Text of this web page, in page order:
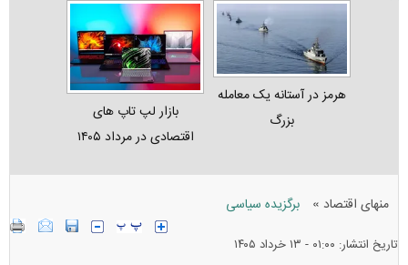
هرمز در آستانه یک معامله
بزرگ
بازار لپ‌ تاپ‌ های
اقتصادی در مرداد ۱۴۰۵
منهای اقتصاد » برگزیده سیاسی
تاریخ انتشار: ۰۱:۰۰ - ۱۳ خرداد ۱۴۰۵